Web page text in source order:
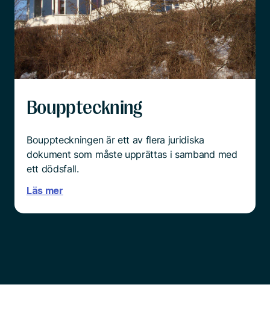
Bouppteckning
Bouppteckningen är ett av flera juridiska
dokument som måste upprättas i samband med
ett dödsfall.
Läs mer